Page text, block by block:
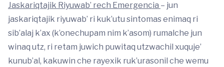
Jaskariqtajik Riyuwab’ rech Emergencia – jun
jaskariqtajik riyuwab’ ri kuk’utu sintomas enimaq ri
sib’alaj k’ax (k’onechupam nim k’asom) rumalche jun
winaq utz, ri retam juwich puwitaq utzwachil xuquje’
kunub’al, kakuwin che rayexik ruk’urasonil che wemu